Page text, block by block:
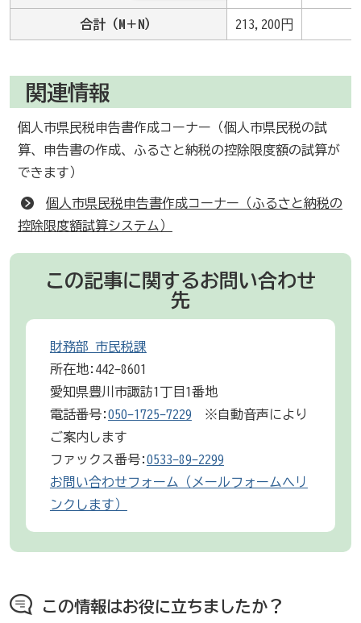
合計（M＋N） 213,200円
関連情報
個人市県民税申告書作成コーナー（個人市県民税の試
算、申告書の作成、ふるさと納税の控除限度額の試算が
できます）
個人市県民税申告書作成コーナー（ふるさと納税の
控除限度額試算システム）
この記事に関するお問い合わせ
先
財務部 市民税課
所在地:442-8601
愛知県豊川市諏訪1丁目1番地
電話番号:050-1725-7229 ※自動音声により
ご案内します
ファックス番号:0533-89-2299
お問い合わせフォーム（メールフォームへリ
ンクします）
この情報はお役に立ちましたか？